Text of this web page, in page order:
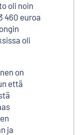
oli noin
460 euroa
oli
on
että
ja